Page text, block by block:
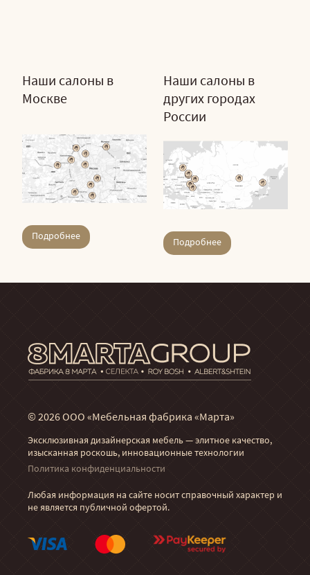
Наши салоны в
Москве
Подробнее
Наши салоны в
других городах
России
Подробнее
© 2026 ООО «Мебельная фабрика «Марта»
Эксклюзивная дизайнерская мебель — элитное качество,
изысканная роскошь, инновационные технологии
Политика конфиденциальности
Любая информация на сайте носит справочный характер и
не является публичной офертой.